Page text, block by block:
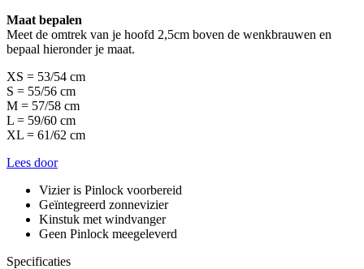
Maat bepalen
Meet de omtrek van je hoofd 2,5cm boven de wenkbrauwen en
bepaal hieronder je maat.
XS = 53/54 cm
S = 55/56 cm
M = 57/58 cm
L = 59/60 cm
XL = 61/62 cm
Lees door
Vizier is Pinlock voorbereid
Geïntegreerd zonnevizier
Kinstuk met windvanger
Geen Pinlock meegeleverd
Specificaties